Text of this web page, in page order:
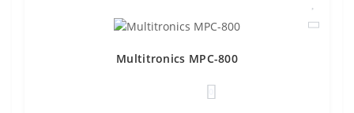
Multitronics MPC-800